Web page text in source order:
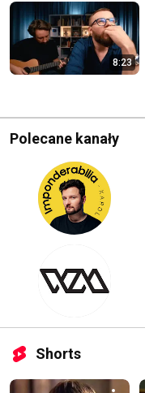
8:23
Polecane kanały
Shorts